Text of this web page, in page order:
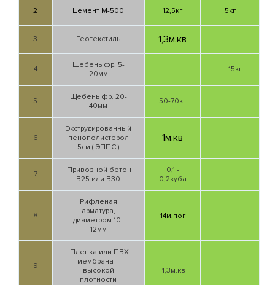
2 Цемент М-500 12,5кг 5кг
3 Геотекстиль 1,3м.кв
4
Щебень фр. 5-
20мм
15кг
5 Щебень фр. 20-
40мм
50-70кг
6
Экструдированный
пенополистерол
5см ( ЭППС )
1м.кв
7
Привозной бетон
В25 или В30
0,1 -
0,2куба
8
Рифленая
арматура,
диаметром 10-
12мм
14м.пог
9
Пленка или ПВХ
мембрана –
высокой
плотности
1,3м.кв